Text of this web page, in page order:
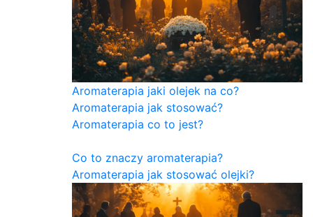
Aromaterapia jaki olejek na co?
Aromaterapia jak stosować?
Aromaterapia co to jest?
Co to znaczy aromaterapia?
Aromaterapia jak stosować olejki?